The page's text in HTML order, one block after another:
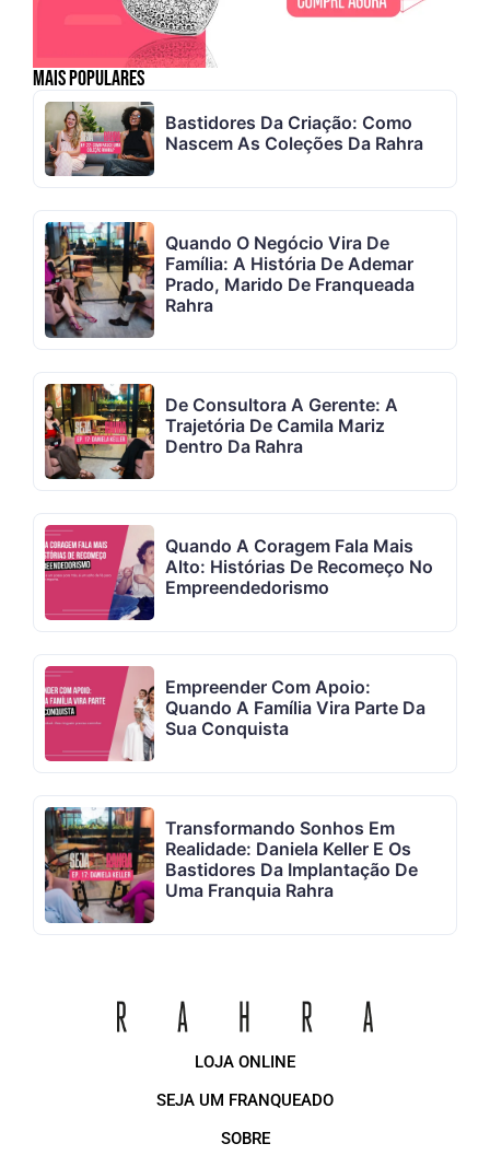
Mais Populares
Bastidores Da Criação: Como
Nascem As Coleções Da Rahra
Quando O Negócio Vira De
Família: A História De Ademar
Prado, Marido De Franqueada
Rahra
De Consultora A Gerente: A
Trajetória De Camila Mariz
Dentro Da Rahra
Quando A Coragem Fala Mais
Alto: Histórias De Recomeço No
Empreendedorismo
Empreender Com Apoio:
Quando A Família Vira Parte Da
Sua Conquista
Transformando Sonhos Em
Realidade: Daniela Keller E Os
Bastidores Da Implantação De
Uma Franquia Rahra
LOJA ONLINE
SEJA UM FRANQUEADO
SOBRE